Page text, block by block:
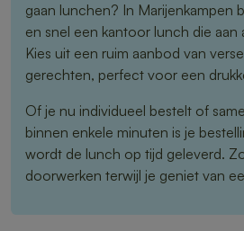
gaan lunchen? In Marijenkampen
en snel een kantoor lunch die
Kies uit een ruim aanbod van
gerechten, perfect voor een
Of je nu individueel bestelt of
binnen enkele minuten is je
wordt de lunch op tijd geleverd.
doorwerken terwijl je geniet van